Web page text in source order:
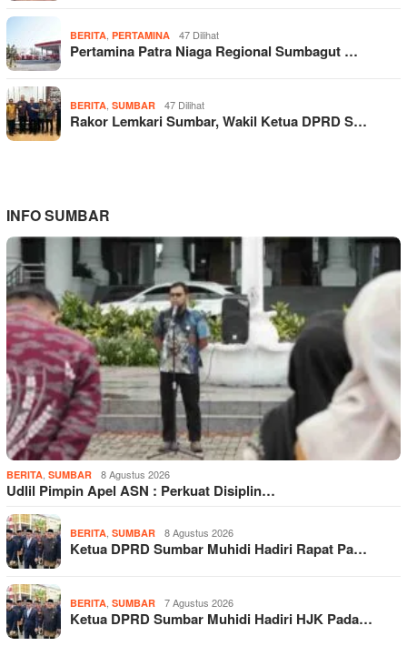
BERITA PERTAMINA 47 Dilihat
Pertamina Patra Niaga Regional Sumbagut …
BERITA SUMBAR 47 Dilihat
Rakor Lemkari Sumbar, Wakil Ketua DPRD S…
INFO SUMBAR
BERITA SUMBAR 8 Agustus 2026
Udlil Pimpin Apel ASN : Perkuat Disiplin…
BERITA SUMBAR 8 Agustus 2026
Ketua DPRD Sumbar Muhidi Hadiri Rapat Pa…
BERITA SUMBAR 7 Agustus 2026
Ketua DPRD Sumbar Muhidi Hadiri HJK Pada…